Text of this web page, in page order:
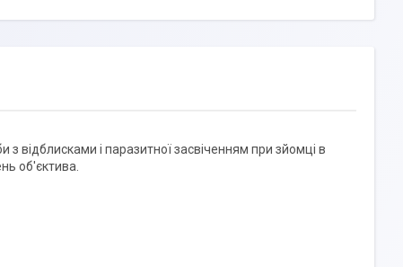
відблисками і паразитної засвіченням при зйомці в
об'єктива.